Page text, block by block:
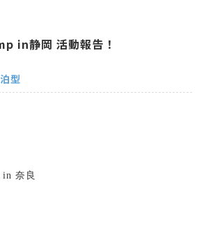
in静岡 活動報告！
型